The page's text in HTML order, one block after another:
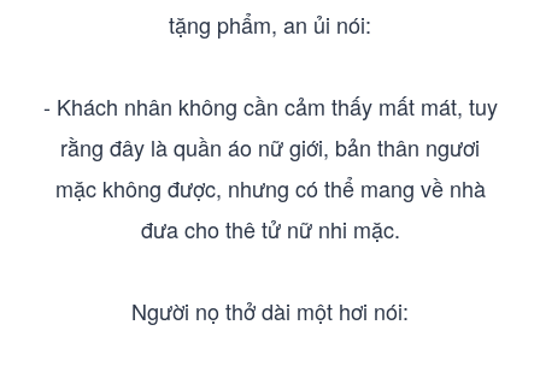
tặng phẩm, an ủi nói:
- Khách nhân không cần cảm thấy mất mát, tuy
rằng đây là quần áo nữ giới, bản thân ngươi
mặc không được, nhưng có thể mang về nhà
đưa cho thê tử nữ nhi mặc.
Người nọ thở dài một hơi nói: